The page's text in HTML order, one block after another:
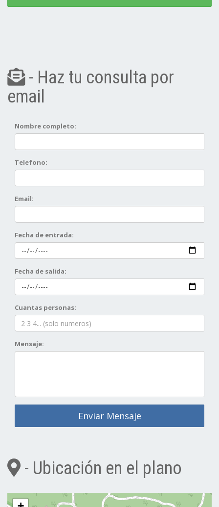
- Haz tu consulta por
email
Nombre completo:
Telefono:
Email:
Fecha de entrada:
Fecha de salida:
Cuantas personas:
Mensaje:
Enviar Mensaje
- Ubicación en el plano